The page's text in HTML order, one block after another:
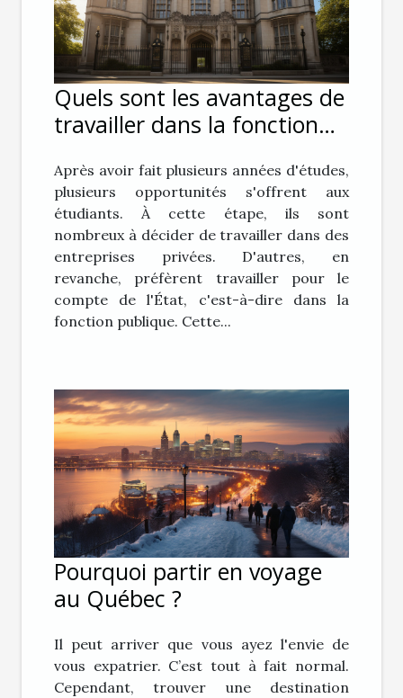
Quels sont les avantages de
travailler dans la fonction
Après avoir fait plusieurs années d'études,
plusieurs opportunités s'offrent aux
étudiants. À cette étape, ils sont
nombreux à décider de travailler dans des
entreprises privées. D'autres, en
revanche, préfèrent travailler pour le
compte de l'État, c'est-à-dire dans la
fonction publique. Cette...
Pourquoi partir en voyage
au Québec ?
Il peut arriver que vous ayez l'envie de
vous expatrier. C’est tout à fait normal.
Cependant, trouver une destination